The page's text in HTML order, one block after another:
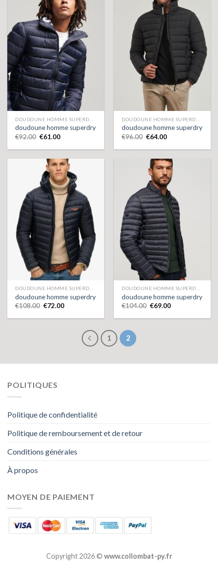
doudoune homme superdry
€92.00 €61.00
doudoune homme superdry
€96.00 €64.00
doudoune homme superdry
€108.00 €72.00
doudoune homme superdry
€104.00 €69.00
1 2
POLITIQUES
Politique de confidentialité
Politique de remboursement et de retour
Conditions générales
À propos
MOYEN DE PAIEMENT
Copyright 2026 © www.collombat-py.fr